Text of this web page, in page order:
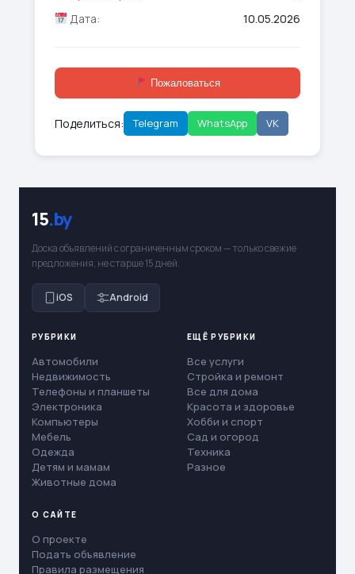
Дата:
10.05.2026
Пожаловаться
Поделиться: Telegram WhatsApp VK
15.by
Доска объявлений с ограниченным сроком — только свежие
предложения, не старше 15 дней.
iOS Android
РУБРИКИ
Автомобили
Недвижимость
Телефоны и планшеты
Электроника
Компьютеры
Мебель
Одежда
Детям и мамам
Животные дома
ЕЩЁ РУБРИКИ
Все услуги
Стройка и ремонт
Все для дома
Красота и здоровье
Хобби и спорт
Сад и огород
Техника
Разное
О САЙТЕ
О проекте
Подать объявление
Правила размещения